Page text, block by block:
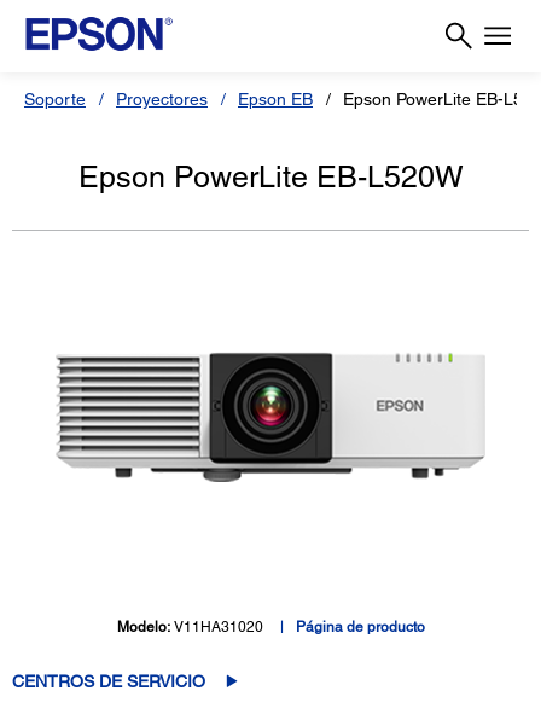
Soporte Proyectores Epson EB Epson PowerLite EB-
Epson PowerLite EB-L520W
Modelo: V11HA31020 Página de producto
CENTROS DE SERVICIO